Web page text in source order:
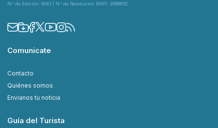
N° de Edición: 6043 | N° de Resolución RNPI: 2699932
Comunicate
Contacto
Quiénes somos
Envianos tu noticia
Guía del Turista